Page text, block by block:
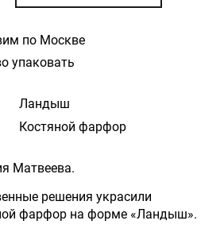
по Москве
упаковать
Ландыш
Костяной фарфор
Матвеева.
решения украсили
фарфор на форме «Ландыш».